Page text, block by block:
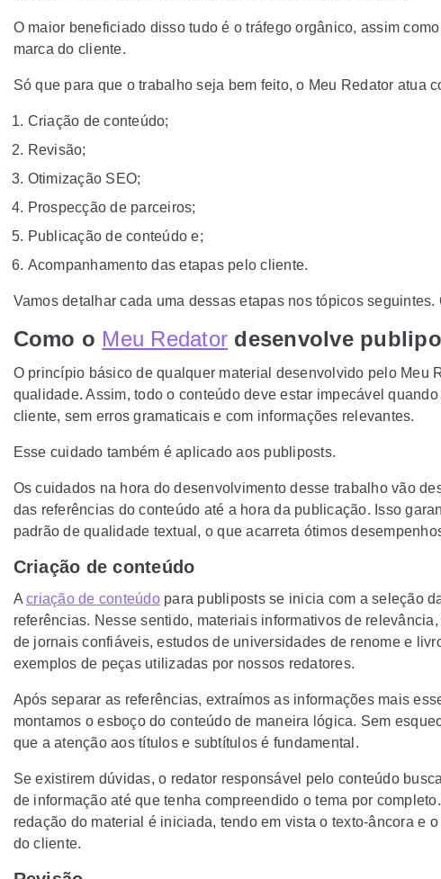
O maior beneficiado disso tudo é o tráfego orgânico, assim
marca do cliente.
Só que para que o trabalho seja bem feito, o Meu Redator atua
Criação de conteúdo;
Revisão;
Otimização SEO;
Prospecção de parceiros;
Publicação de conteúdo e;
Acompanhamento das etapas pelo cliente.
Vamos detalhar cada uma dessas etapas nos tópicos seguintes.
Como o Meu Redator desenvolve
O princípio básico de qualquer material desenvolvido pelo Meu
qualidade. Assim, todo o conteúdo deve estar impecável
cliente, sem erros gramaticais e com informações relevantes.
Esse cuidado também é aplicado aos publiposts.
Os cuidados na hora do desenvolvimento desse trabalho vão
das referências do conteúdo até a hora da publicação. Isso
padrão de qualidade textual, o que acarreta ótimos
Criação de conteúdo
A criação de conteúdopara publiposts se inicia com a seleção
referências. Nesse sentido, materiais informativos de
de jornais confiáveis, estudos de universidades de renome e
exemplos de peças utilizadas por nossos redatores.
Após separar as referências, extraímos as informações mais
montamos o esboço do conteúdo de maneira lógica. Sem
que a atenção aos títulos e subtítulos é fundamental.
Se existirem dúvidas, o redator responsável pelo conteúdo
de informação até que tenha compreendido o tema por
redação do material é iniciada, tendo em vista o texto-âncora e
do cliente.